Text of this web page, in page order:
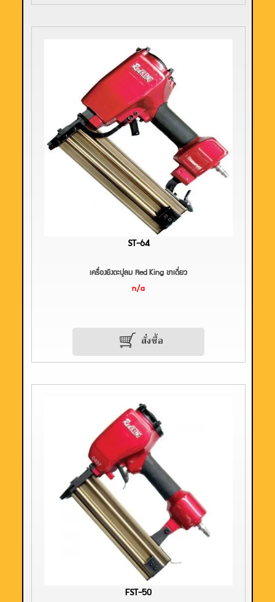
ST-64
เครื่องยิงตะปูลม Red King ขาเดี่ยว
n/a
สั่งซื้อ
FST-50